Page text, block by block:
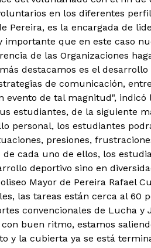
en los diferentes
Pereira, es la encargada de
que en este caso
de las Organizaciones
destacamos es el
de comunicación,
de tal magnitud", indicó
estudiantes, de la siguiente
personal, los estudiantes
presiones,
cada uno de ellos, los
deportivo sino en
Mayor de Pereira Rafael
las tareas están cerca al 60
convencionales de Lucha y
buen ritmo, estamos
y la cubierta ya se está